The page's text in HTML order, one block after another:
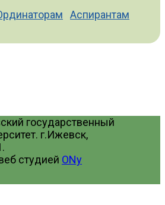
Аспирантам
государственный
г.Ижевск,
студией ONy